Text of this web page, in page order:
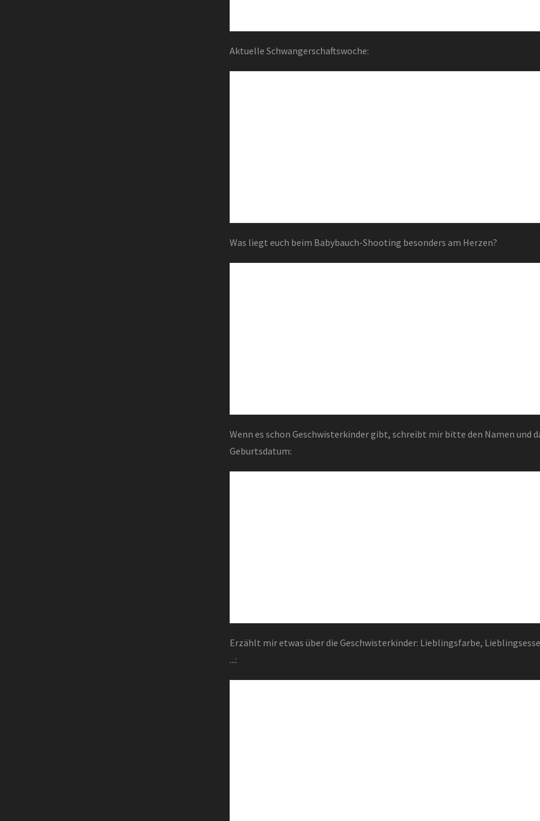
Aktuelle Schwangerschaftswoche:
Was liegt euch beim Babybauch-Shooting besonders am Herzen?
Wenn es schon Geschwisterkinder gibt, schreibt mir bitte den Namen und
Geburtsdatum:
Erzählt mir etwas über die Geschwisterkinder: Lieblingsfarbe,
...: